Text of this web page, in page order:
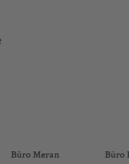
Büro Meran Büro